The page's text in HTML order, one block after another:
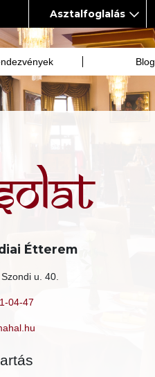
Asztalfoglalás
Blog
Étterem
u. 40.
04-47